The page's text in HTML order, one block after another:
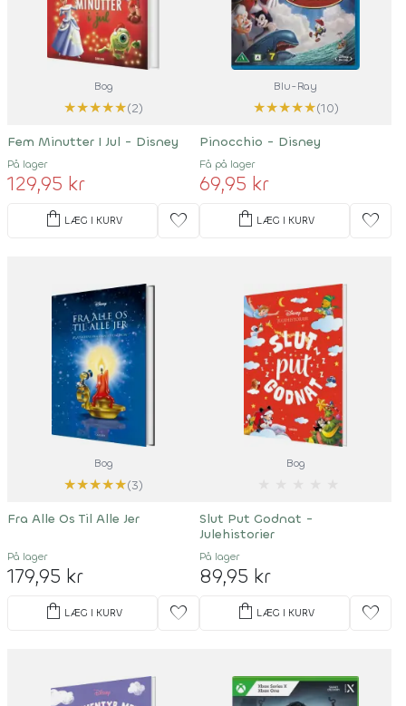
Bog
★★★★★(2)
Fem Minutter I Jul - Disney
På lager
129,95 kr
shopping_bag LÆG I KURV favorite
Blu-Ray
★★★★★(10)
Pinocchio - Disney
Få på lager
69,95 kr
shopping_bag LÆG I KURV favorite
Bog
★★★★★(3)
Fra Alle Os Til Alle Jer
På lager
179,95 kr
shopping_bag LÆG I KURV favorite
Bog
Slut Put Godnat -
Julehistorier
På lager
89,95 kr
shopping_bag LÆG I KURV favorite